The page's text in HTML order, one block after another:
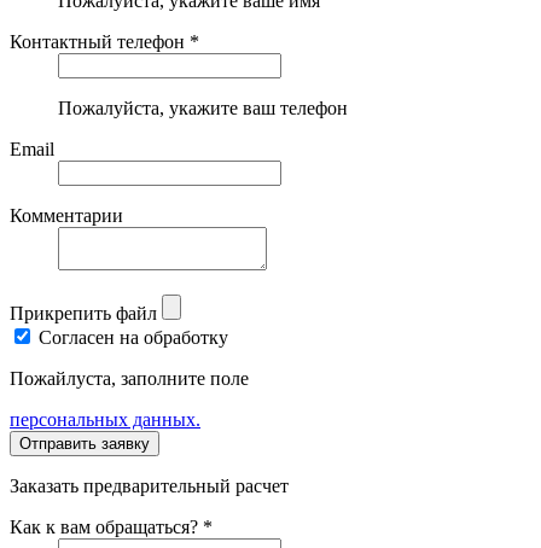
Контактный телефон *
Пожалуйста, укажите ваш телефон
Email
Комментарии
Прикрепить файл
Согласен на обработку
Пожайлуста, заполните поле
персональных данных.
Заказать предварительный расчет
Как к вам обращаться? *